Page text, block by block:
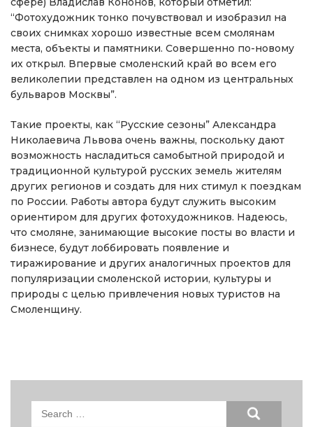
“Фотохудожник тонко почувствовал и изобразил на
своих снимках хорошо известные всем смолянам
места, объекты и памятники. Совершенно по-новому
их открыл. Впервые смоленский край во всем его
великолепии представлен на одном из центральных
бульваров Москвы”.
Такие проекты, как “Русские сезоны” Александра
Николаевича Львова очень важны, поскольку дают
возможность насладиться самобытной природой и
традиционной культурой русских земель жителям
других регионов и создать для них стимул к поездкам
по России. Работы автора будут служить высоким
ориентиром для других фотохудожников. Надеюсь,
что смоляне, занимающие высокие посты во власти и
бизнесе, будут лоббировать появление и
тиражирование и других аналогичных проектов для
популяризации смоленской истории, культуры и
природы с целью привлечения новых туристов на
Смоленщину.
Search